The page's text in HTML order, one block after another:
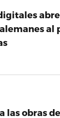
al
las obras